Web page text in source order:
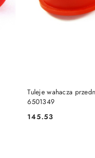
Tuleje wahacza
6501349
Cena:
145.53